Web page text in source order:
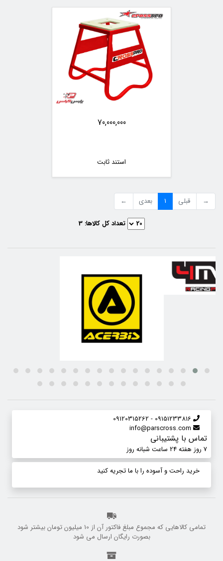
70,000,000
استند ثابت
→ قبلی 1 بعدی ←
تعداد کل کالاها:3
09151233816 - 09120315262
info@parscross.com
تماس با پشتیبانی
7 روز هفته 24 ساعت شبانه روز
خرید راحت و آسوده را با ما تجریه کنید
تمامی کالاهایی که مجموع مبلغ فاکتور آن از 10 میلیون تومان بیشتر شود
بصورت رایگان ارسال می شود